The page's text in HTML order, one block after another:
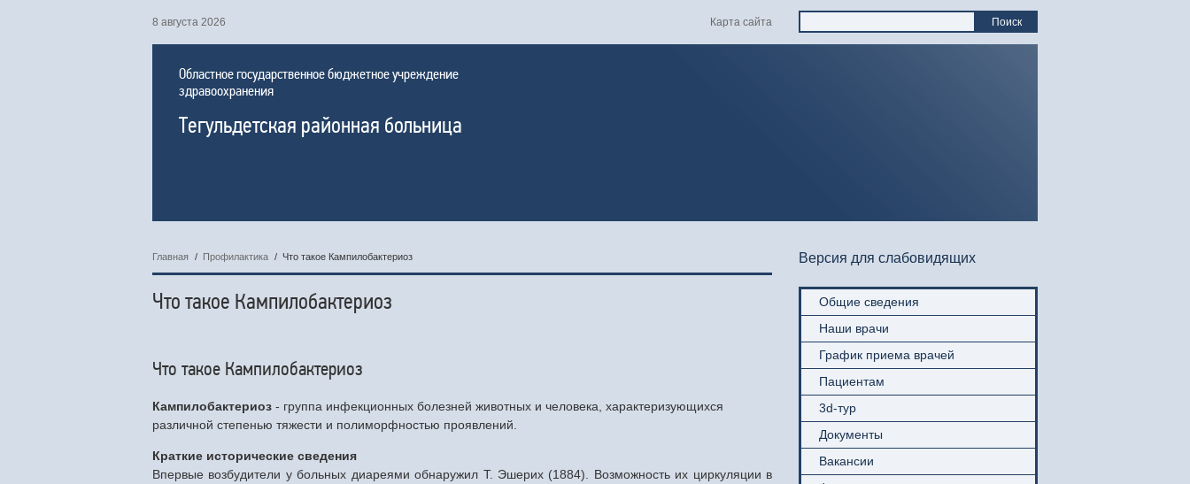
8 августа 2026 Поиск
Карта сайта
Областное государственное бюджетное учреждение
здравоохранения
Тегульдетская районная больница
Версия для слабовидящих
Общие сведения
Наши врачи
График приема врачей
Пациентам
3d-тур
Документы
Вакансии
Главная / Профилактика / Что такое Кампилобактериоз
Что такое Кампилобактериоз
Что такое Кампилобактериоз
Кампилобактериоз - группа инфекционных болезней животных и человека, характеризующихся
различной степенью тяжести и полиморфностью проявлений.
Краткие исторические сведения
Впервые возбудители у больных диареями обнаружил Т. Эшерих (1884). Возможность их циркуляции в